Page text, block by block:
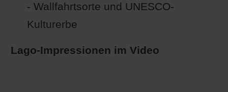
- Wallfahrtsorte und UNESCO-
Kulturerbe
Lago-Impressionen im Video